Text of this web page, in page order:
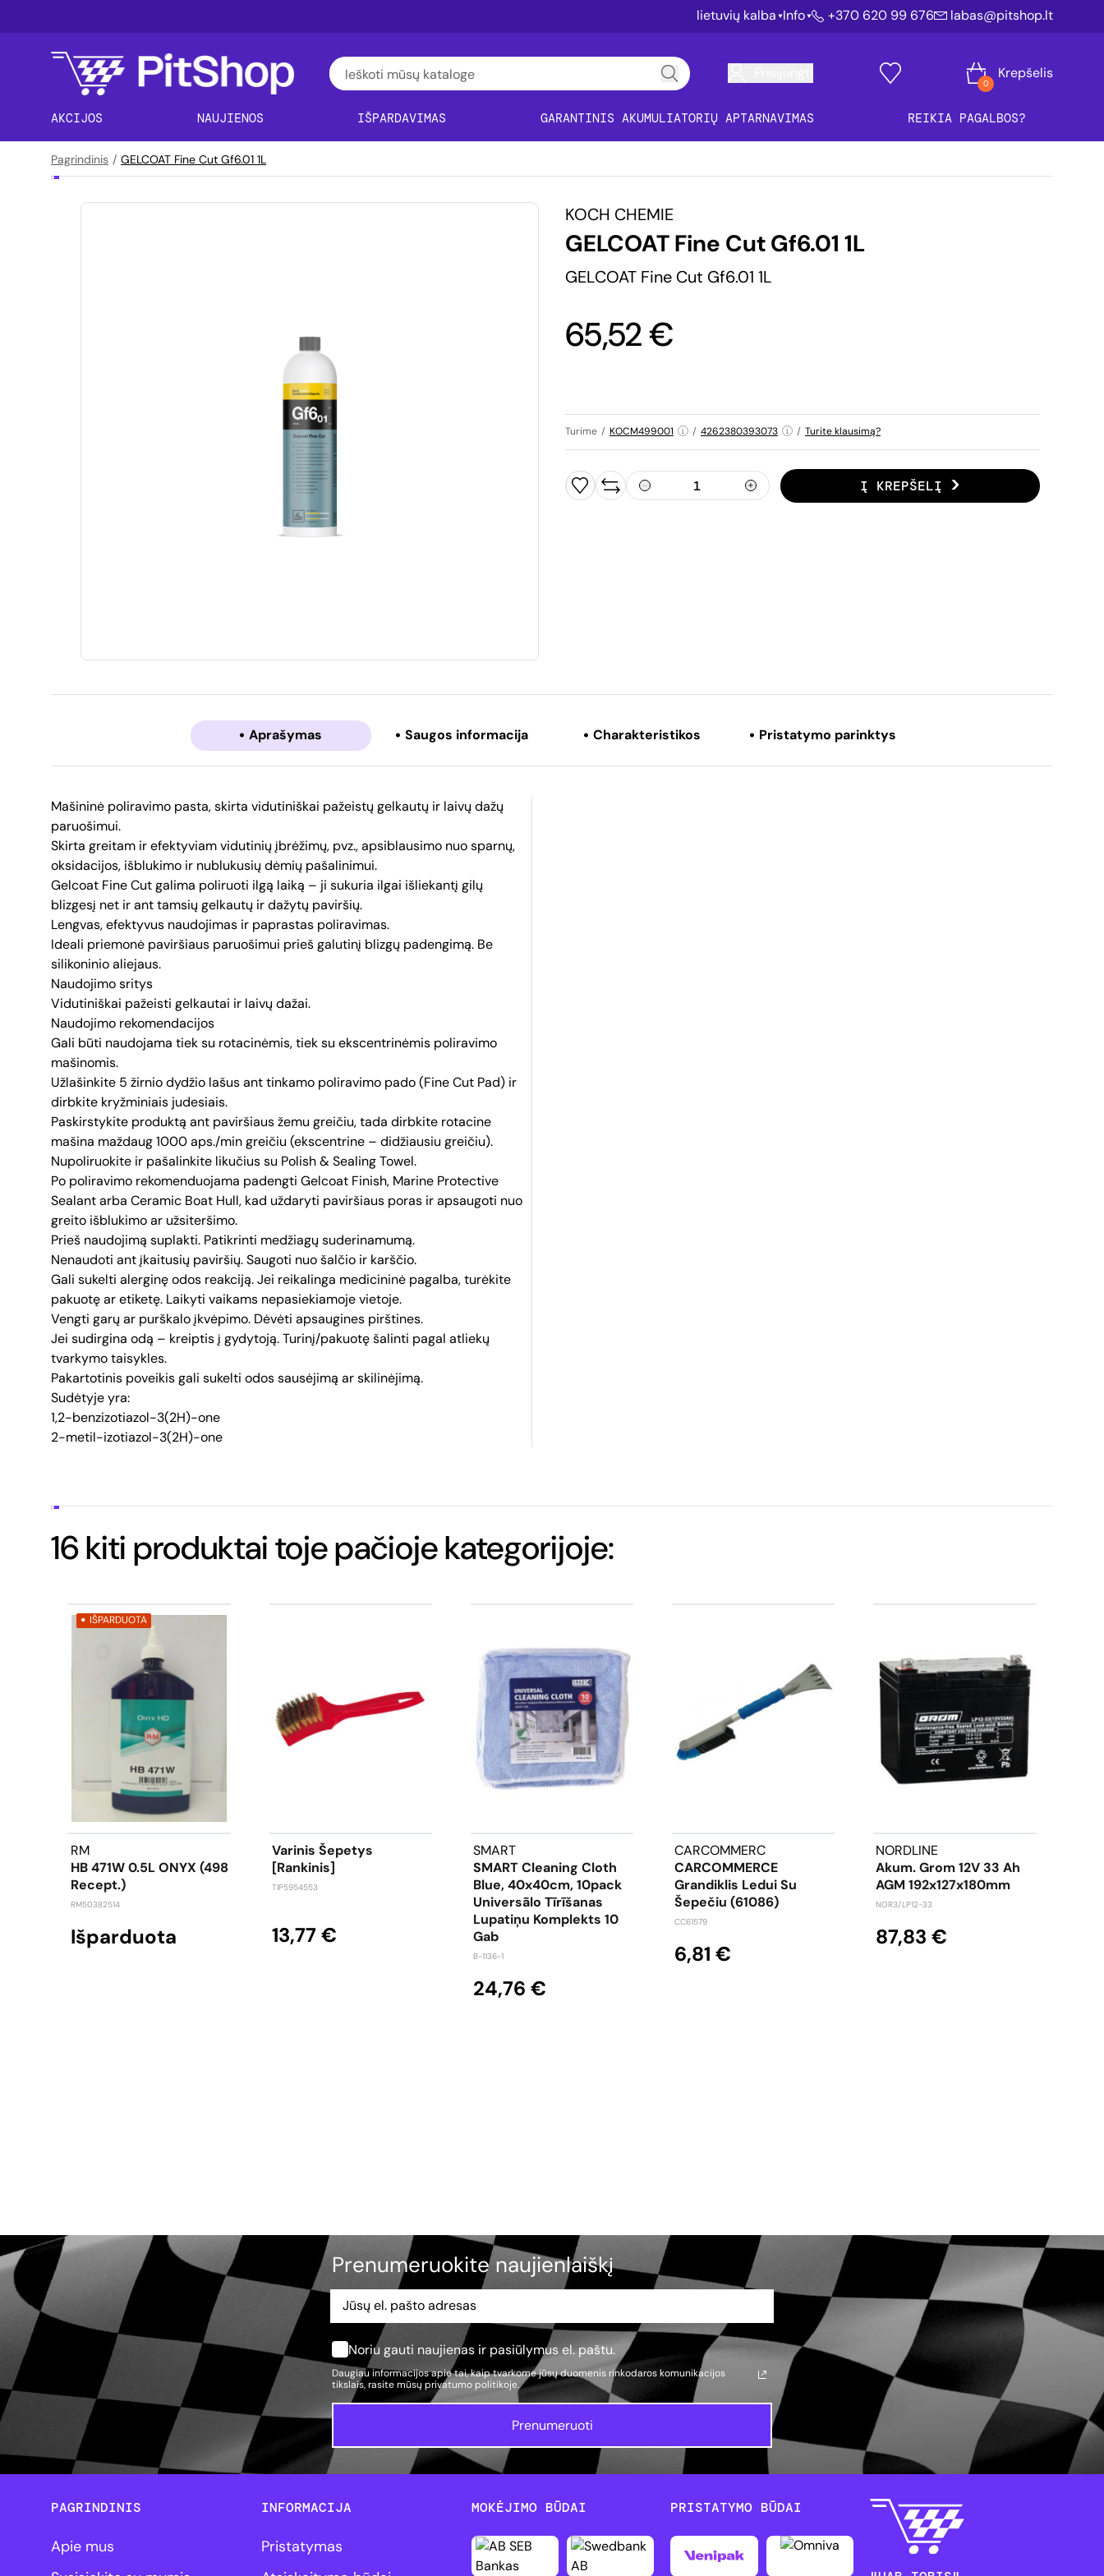
lietuvių kalba Info +370 620 99 676 labas@pitshop.lt
0
Krepšelis
AKCIJOS NAUJIENOS IŠPARDAVIMAS GARANTINIS AKUMULIATORIŲ APTARNAVIMAS REIKIA PAGALBOS?
Pagrindinis / GELCOAT Fine Cut Gf6.01 1L
KOCH CHEMIE
GELCOAT Fine Cut Gf6.01 1L
GELCOAT Fine Cut Gf6.01 1L
65,52 €
Turime / KOCM499001 / 4262380393073 / Turite klausimą?
Į KREPŠELĮ
Aprašymas Saugos informacija Charakteristikos Pristatymo parinktys
Mašininė poliravimo pasta, skirta vidutiniškai pažeistų gelkautų ir laivų dažų
paruošimui.
Skirta greitam ir efektyviam vidutinių įbrėžimų, pvz., apsiblausimo nuo sparnų,
oksidacijos, išblukimo ir nublukusių dėmių pašalinimui.
Gelcoat Fine Cut galima poliruoti ilgą laiką – ji sukuria ilgai išliekantį gilų
blizgesį net ir ant tamsių gelkautų ir dažytų paviršių.
Lengvas, efektyvus naudojimas ir paprastas poliravimas.
Ideali priemonė paviršiaus paruošimui prieš galutinį blizgų padengimą. Be
silikoninio aliejaus.
Naudojimo sritys
Vidutiniškai pažeisti gelkautai ir laivų dažai.
Naudojimo rekomendacijos
Gali būti naudojama tiek su rotacinėmis, tiek su ekscentrinėmis poliravimo
mašinomis.
Užlašinkite 5 žirnio dydžio lašus ant tinkamo poliravimo pado (Fine Cut Pad) ir
dirbkite kryžminiais judesiais.
Paskirstykite produktą ant paviršiaus žemu greičiu, tada dirbkite rotacine
mašina maždaug 1000 aps./min greičiu (ekscentrine – didžiausiu greičiu).
Nupoliruokite ir pašalinkite likučius su Polish & Sealing Towel.
Po poliravimo rekomenduojama padengti Gelcoat Finish, Marine Protective
Sealant arba Ceramic Boat Hull, kad uždaryti paviršiaus poras ir apsaugoti nuo
greito išblukimo ar užsiteršimo.
Prieš naudojimą suplakti. Patikrinti medžiagų suderinamumą.
Nenaudoti ant įkaitusių paviršių. Saugoti nuo šalčio ir karščio.
Gali sukelti alerginę odos reakciją. Jei reikalinga medicininė pagalba, turėkite
pakuotę ar etiketę. Laikyti vaikams nepasiekiamoje vietoje.
Vengti garų ar purškalo įkvėpimo. Dėvėti apsaugines pirštines.
Jei sudirgina odą – kreiptis į gydytoją. Turinį/pakuotę šalinti pagal atliekų
tvarkymo taisykles.
Pakartotinis poveikis gali sukelti odos sausėjimą ar skilinėjimą.
Sudėtyje yra:
1,2-benzizotiazol-3(2H)-one
2-metil-izotiazol-3(2H)-one
16 kiti produktai toje pačioje kategorijoje:
IŠPARDUOTA
RM
HB 471W 0.5L ONYX (498
Recept.)
RM50382514
Išparduota
Varinis Šepetys
[rankinis]
TIP5954553
13,77 €
SMART
SMART Cleaning Cloth
Blue, 40x40cm, 10pack
Universālo Tīrīšanas
Lupatiņu Komplekts 10
Gab
B-1136-1
24,76 €
CARCOMMERC
CARCOMMERCE
Grandiklis Ledui Su
Šepečiu (61086)
CC61579
6,81 €
NORDLINE
Akum. Grom 12V 33 Ah
AGM 192x127x180mm
NOR3/LP12-33
87,83 €
Prenumeruokite naujienlaiškį
Noriu gauti naujienas ir pasiūlymus el. paštu.
Daugiau informacijos apie tai, kaip tvarkome jūsų duomenis rinkodaros komunikacijos
tikslais, rasite mūsų privatumo politikoje.
Prenumeruoti
PAGRINDINIS
Apie mus
INFORMACIJA
Pristatymas
MOKĖJIMO BŪDAI PRISTATYMO BŪDAI